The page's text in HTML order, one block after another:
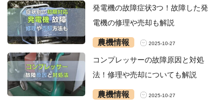
発電機の故障症状3つ！故障した発
電機の修理や売却も解説
農機情報 2025-10-27
コンプレッサーの故障原因と対処
法！修理や売却についても解説
農機情報 2025-10-27